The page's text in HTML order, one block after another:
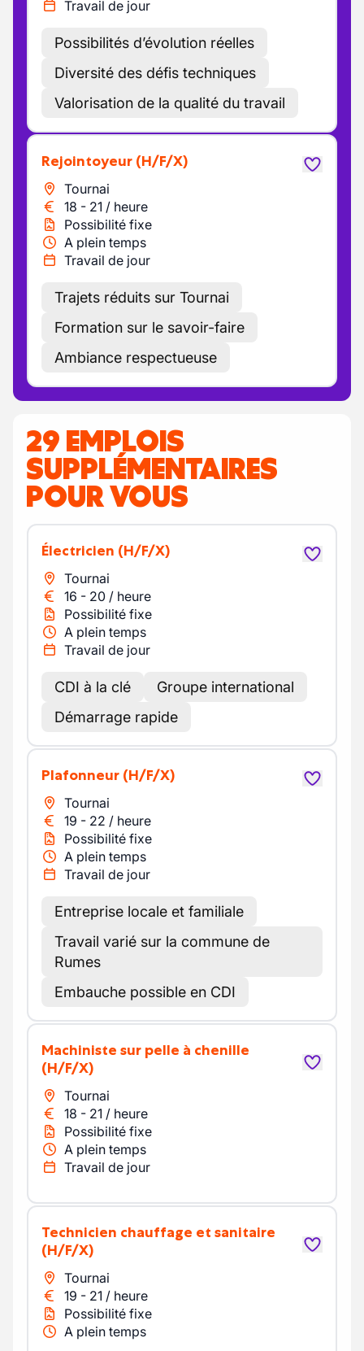
Travail de jour
Possibilités d’évolution réelles
Diversité des défis techniques
Valorisation de la qualité du travail
Rejointoyeur (H/F/X)
Tournai
18 - 21 / heure
Possibilité fixe
A plein temps
Travail de jour
Trajets réduits sur Tournai
Formation sur le savoir-faire
Ambiance respectueuse
29 EMPLOIS
SUPPLÉMENTAIRES
POUR VOUS
Électricien (H/F/X)
Tournai
16 - 20 / heure
Possibilité fixe
A plein temps
Travail de jour
CDI à la clé
Groupe international
Démarrage rapide
Plafonneur (H/F/X)
Tournai
19 - 22 / heure
Possibilité fixe
A plein temps
Travail de jour
Entreprise locale et familiale
Travail varié sur la commune de
Rumes
Embauche possible en CDI
Machiniste sur pelle à chenille
(H/F/X)
Tournai
18 - 21 / heure
Possibilité fixe
A plein temps
Travail de jour
Technicien chauffage et sanitaire
(H/F/X)
Tournai
19 - 21 / heure
Possibilité fixe
A plein temps